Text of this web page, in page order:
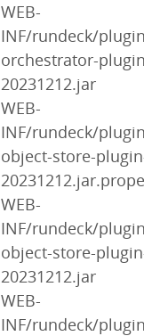
WEB-
INF/rundeck/
orchestrator-
20231212.jar
WEB-
INF/rundeck/
object-store-
WEB-
INF/rundeck/
object-store-
20231212.jar
WEB-
INF/rundeck/